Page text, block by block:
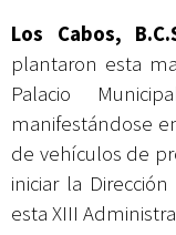
Los Cabos,
plantaron esta
Palacio
manifestándose
de vehículos de
iniciar la
esta XIII